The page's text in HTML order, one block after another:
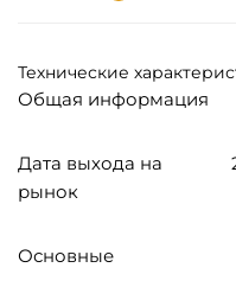
Технические
Общая информация
Дата выхода на
рынок
Основные